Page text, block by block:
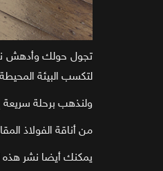
تجول حولك وأدهش
لتكسب البيئة
ولنذهب برحلة سريعة
من أناقة الفولاذ
يمكنك أيضا نشر هذه